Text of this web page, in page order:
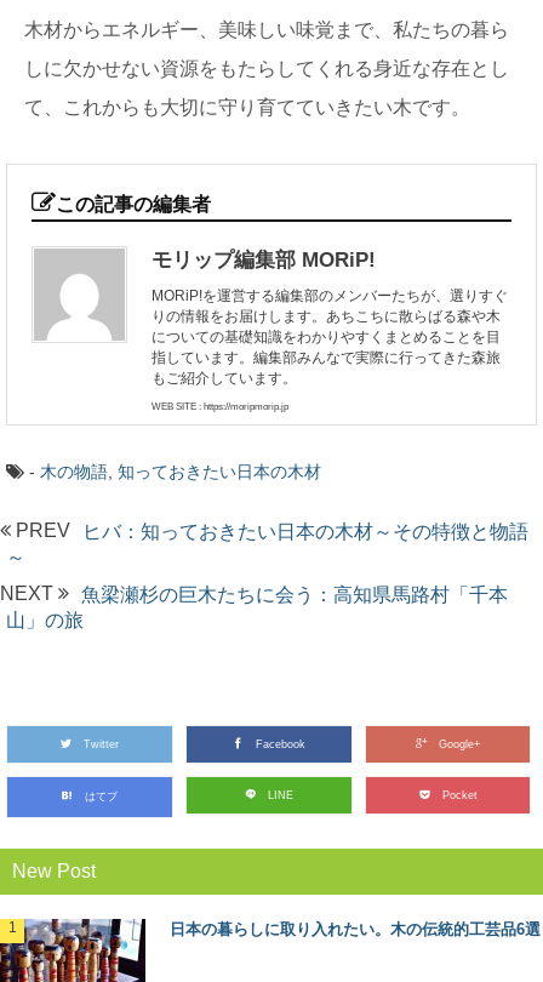
木材からエネルギー、美味しい味覚まで、私たちの暮ら
しに欠かせない資源をもたらしてくれる身近な存在とし
て、これからも大切に守り育てていきたい木です。
この記事の編集者
モリップ編集部 MORiP!
MORiP!を運営する編集部のメンバーたちが、選りすぐ
りの情報をお届けします。あちこちに散らばる森や木
についての基礎知識をわかりやすくまとめることを目
指しています。編集部みんなで実際に行ってきた森旅
もご紹介しています。
WEB SITE : https://moripmorip.jp
- 木の物語, 知っておきたい日本の木材
PREV
ヒバ：知っておきたい日本の木材～その特徴と物語
～
NEXT
魚梁瀬杉の巨木たちに会う：高知県馬路村「千本
山」の旅
Twitter Facebook Google+
はてブ LINE Pocket
New Post
日本の暮らしに取り入れたい。木の伝統的工芸品6選